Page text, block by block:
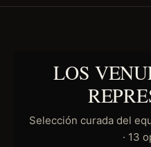
LOS
Selección curada del
· 13